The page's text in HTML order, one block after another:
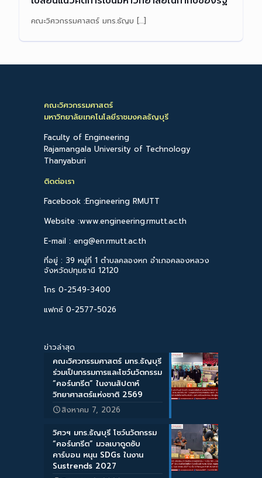
คณะวิศวกรรมศาสตร์ มทร.ธัญบ […]
คณะวิศวกรรมศาสตร์
มหาวิทยาลัยเทคโนโลยีราชมงคลธัญบุรี
Faculty of Engineering
Rajamangala University of Technology
Thanyaburi
ติดต่อเรา
Facebook :Engineering RMUTT
Website :www.engineering.rmutt.ac.th
E-mail : eng@en.rmutt.ac.th
ที่อยู่ : 39 หมู่ที่ 1 ตำบลคลองหก อำเภอคลองหลวง
จังหวัดปทุมธานี 12120
โทร 0-2549-3400
แฟกซ์ 0-2577-5026
ข่าวล่าสุด
คณะวิศวกรรมศาสตร์ มทร.ธัญบุรี
ร่วมเป็นกรรมการและโชว์นวัตกรรม
“คอร์นกรีต” ในงานสัปดาห์
วิทยาศาสตร์แห่งชาติ 2569
สิงหาคม 7, 2026
วิศวฯ มทร.ธัญบุรี โชว์นวัตกรรม
“คอร์นกรีต” มวลเบาดูดซับ
คาร์บอน หนุน SDGs ในงาน
Sustrends 2027